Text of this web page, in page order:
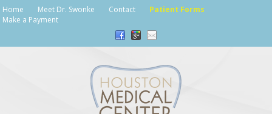
Home Meet Dr. Swonke Contact
Patient Forms
Make a Payment